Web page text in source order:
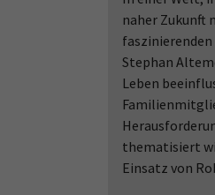
naher Zukunft
Stephan
Leben
thematisiert
Einsatz von